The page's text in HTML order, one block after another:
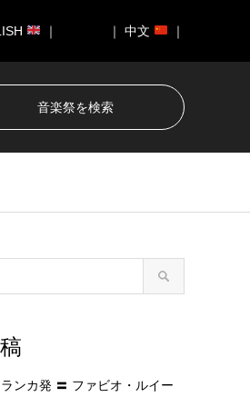
｜ ｜ 中文 ｜
ンカ発 〓 ファビオ・ルイー